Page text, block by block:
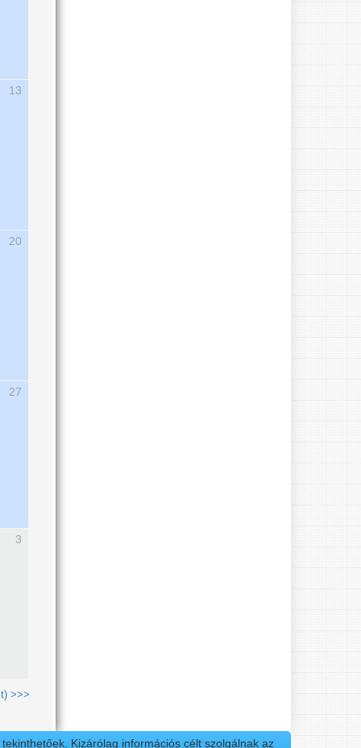
13
20
27
3
>>>
Kizárólag információs célt szolgálnak az